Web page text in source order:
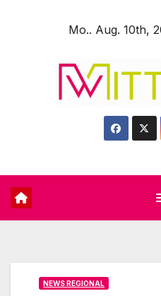
Mo.. Aug. 10th,
NEWS REGIONAL